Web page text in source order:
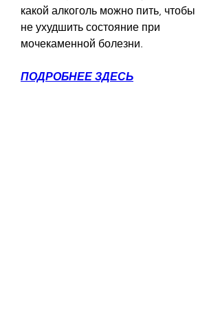
какой алкоголь можно пить, чтобы
не ухудшить состояние при
мочекаменной болезни.
ПОДРОБНЕЕ ЗДЕСЬ